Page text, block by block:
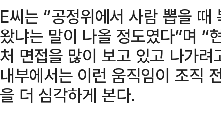
E씨는 “공정위에서 사람 뽑을 때
왔냐는 말이 나올 정도였다”며 “
처 면접을 많이 보고 있고 나가
내부에서는 이런 움직임이 조직
을 더 심각하게 본다.